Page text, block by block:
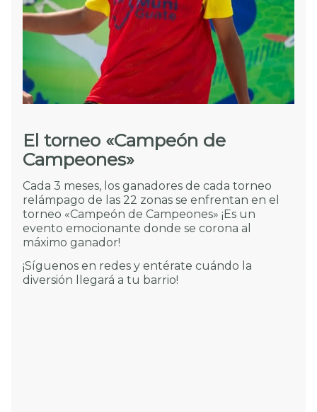
El torneo «Campeón de
Campeones»
Cada 3 meses, los ganadores de cada torneo
relámpago de las 22 zonas se enfrentan en el
torneo «Campeón de Campeones» ¡Es un
evento emocionante donde se corona al
máximo ganador!
¡Síguenos en redes y entérate cuándo la
diversión llegará a tu barrio!